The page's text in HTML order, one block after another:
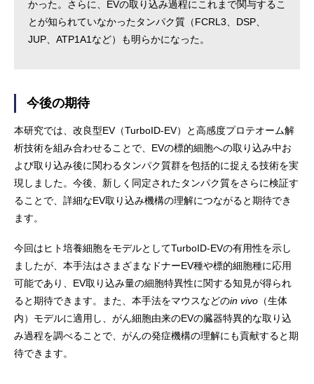
かった。さらに、EVの取り込み過程にこれまで関与するこ
とが知られていなかったタンパク質（FCRL3、DSP、
JUP、ATP1A1など）も明らかになった。
今後の期待
本研究では、改良型EV（TurboID-EV）と高感度プロテオーム解
析技術を組み合わせることで、EVの標的細胞への取り込み中お
よび取り込み後に関わるタンパク質群を包括的に捉える技術を実
現しました。今後、新しく同定されたタンパク質をさらに検証す
ることで、詳細なEV取り込み機構の理解につながると期待でき
ます。
今回はヒト培養細胞をモデルとしてTurboID-EVの有用性を示し
ましたが、本手法はさまざまなドナーEV種や標的細胞種に応用
可能であり、EV取り込み量の細胞特異性に関する知見が得られ
ると期待できます。また、本手法をマウスなどのin vivo （生体
内）モデルに適用し、がん細胞由来のEVの臓器特異的な取り込
み過程を調べることで、がんの発症機構の理解にも貢献すると期
待できます。